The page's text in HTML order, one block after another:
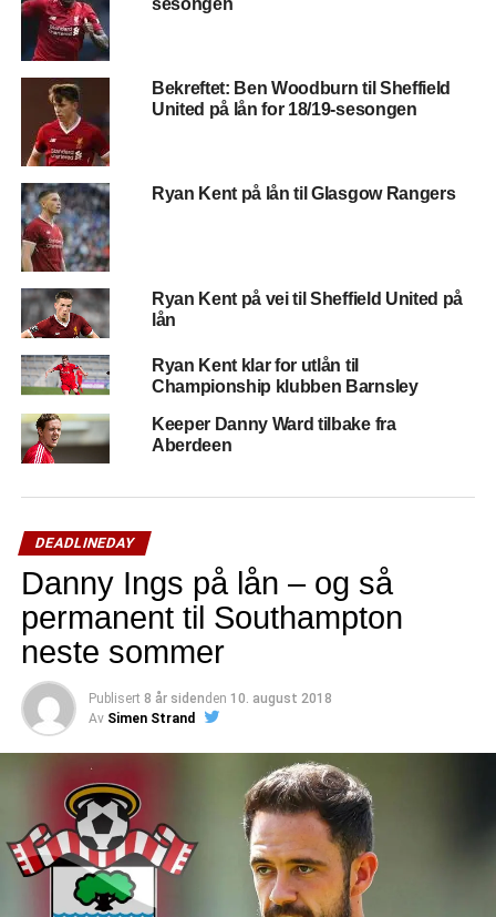
sesongen
Bekreftet: Ben Woodburn til Sheffield
United på lån for 18/19-sesongen
Ryan Kent på lån til Glasgow Rangers
Ryan Kent på vei til Sheffield United på
lån
Ryan Kent klar for utlån til
Championship klubben Barnsley
Keeper Danny Ward tilbake fra
Aberdeen
DEADLINEDAY
Danny Ings på lån – og så
permanent til Southampton
neste sommer
Publisert 8 år sidenden 10. august 2018
Av Simen Strand